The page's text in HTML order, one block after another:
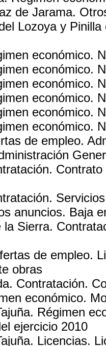
de Jarama.
Lozoya y
económico.
económico.
económico.
económico.
económico.
económico.
de empleo.
anuncios. Baja
la Sierra.
de empleo.
obras
Contratación.
económico.
Régimen
ejercicio 2010
Licencias.